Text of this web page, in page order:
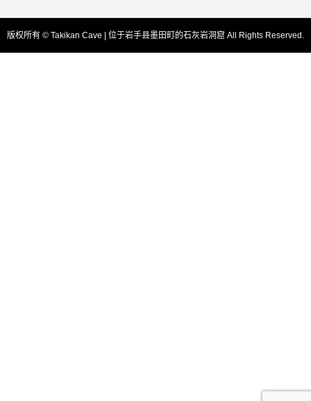
版权所有 © Takikan Cave | 位于岩手县墨田町的石灰岩洞窟 All Rights Reserved.